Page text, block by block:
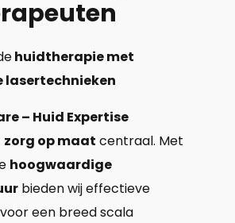
huidtherapie met
lasertechnieken
– Huid Expertise
zorg op maat centraal. Met
hoogwaardige
bieden wij effectieve
een breed scala